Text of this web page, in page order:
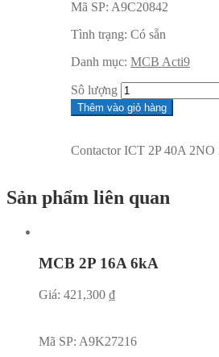
Mã SP: A9C20842
Tình trạng: Có sẵn
Danh mục: MCB Acti9
Sô lượng
Thêm vào giỏ hàng
Contactor ICT 2P 40A 2NO
Sản phẩm liên quan
MCB 2P 16A 6kA
Giá: 421,300 ₫
Mã SP: A9K27216